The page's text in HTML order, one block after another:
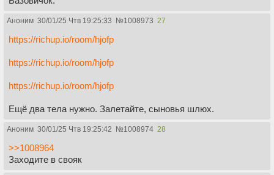
Аноним 30/01/25 Чтв 19:25:33 №1008973 27
https://richup.io/room/hjofp
https://richup.io/room/hjofp
https://richup.io/room/hjofp
Ещё два тела нужно. Залетайте, сыновья шлюх.
Аноним 30/01/25 Чтв 19:25:42 №1008974 28
>>1008964
Заходите в свояк